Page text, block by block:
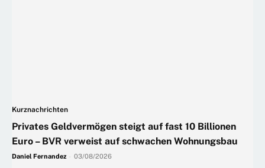
Kurznachrichten
Privates Geldvermögen steigt auf fast 10 Billionen
Euro – BVR verweist auf schwachen Wohnungsbau
Daniel Fernandez 03/08/2026